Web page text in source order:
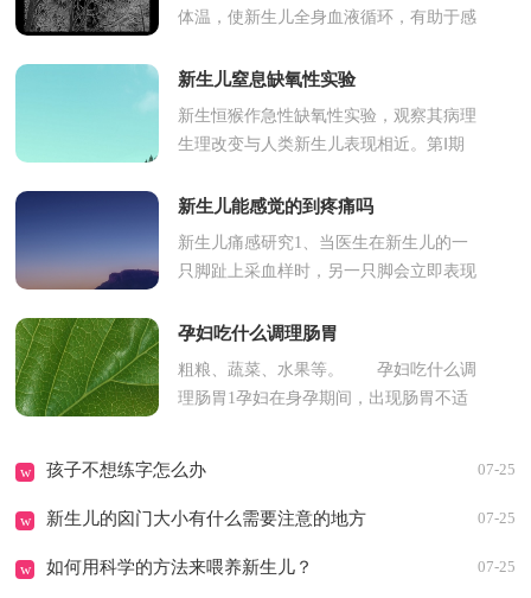
体温，使新生儿全身血液循环，有助于感
适当。身体比较虚弱，洗澡时间过长...
新生儿窒息缺氧性实验
新生恒猴作急性缺氧性实验，观察其病理
生理改变与人类新生儿表现相近。第Ⅰ期
强，呼吸加深加快，心率稍增快，血压
上...
新生儿能感觉的到疼痛吗
新生儿痛感研究1、当医生在新生儿的一
只脚趾上采血样时，另一只脚会立即表现
生儿尖声大哭，睡眠时的针刺...
孕妇吃什么调理肠胃
粗粮、蔬菜、水果等。 孕妇吃什么调
理肠胃1孕妇在身孕期间，出现肠胃不适
w
孩子不想练字怎么办 07-25
w 新生儿的囟门大小有什么需要注意的地方 07-25
w 如何用科学的方法来喂养新生儿？ 07-25